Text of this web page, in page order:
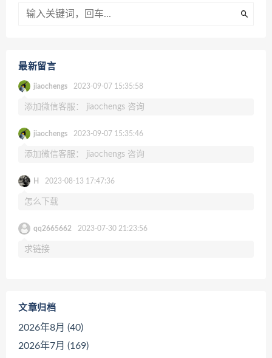
最新留言
jiaochengs 2023-09-07 15:35:58
添加微信客服： jiaochengs 咨询
jiaochengs 2023-09-07 15:35:46
添加微信客服： jiaochengs 咨询
H 2023-08-13 17:47:36
怎么下载
qq2665662 2023-07-30 21:23:56
求链接
文章归档
2026年8月 (40)
2026年7月 (169)